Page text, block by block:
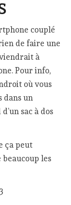
couplé
de faire une
à
Pour info,
où vous
dans un
sac à dos
ça peut
beaucoup les